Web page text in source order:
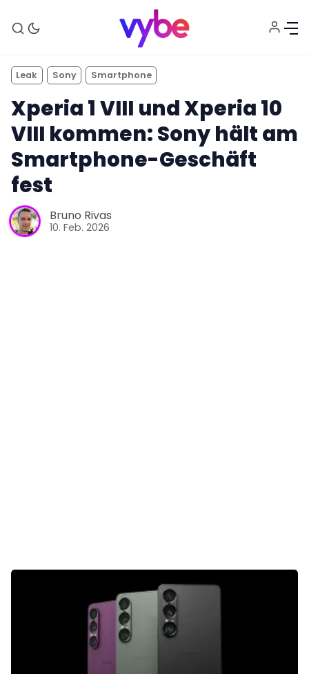
Impressum
Leak Sony Smartphone
Xperia 1 VIII und Xperia 10
VIII kommen: Sony hält am
Smartphone-Geschäft
fest
Bruno Rivas
10. Feb. 2026